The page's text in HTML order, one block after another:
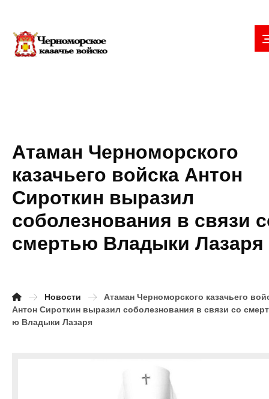
Атаман Черноморского
казачьего войска Антон
Сироткин выразил
соболезнования в связи
смертью Владыки Лазаря
Новости
Атаман Черноморского казачьего
Антон Сироткин выразил соболезнования в связи со
ю Владыки Лазаря